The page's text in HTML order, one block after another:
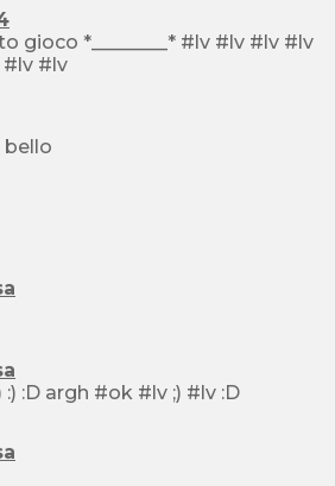
*________* #lv #lv #lv #lv
#lv #lv #lv #lv #lv
bello
#lv :D #lv ;) :) :D argh #ok #lv ;) #lv :D